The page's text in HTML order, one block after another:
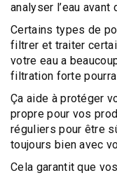
analyser l’eau avant
Certains types de
filtrer et traiter
votre eau a
filtration forte
Ça aide àprotéger
proprepour vos
réguliers pour être
toujours bien avec
Cela garantit que